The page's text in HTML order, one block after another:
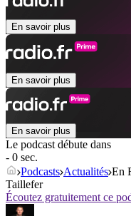
En savoir plus
En savoir plus
En savoir plus
Le podcast débute dans
- 0 sec.
Podcasts Actualités En
Taillefer
Écoutez gratuitement ce